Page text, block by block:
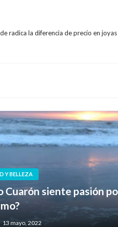
radica la diferencia de precio en
Y BELLEZA
Cuarón siente pasión
13 mayo, 2022